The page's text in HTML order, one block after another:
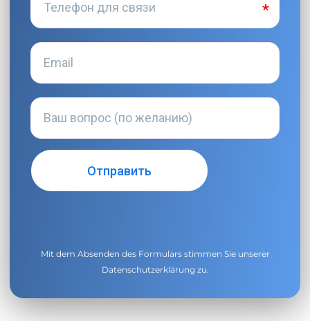
Mit dem Absenden des Formulars stimmen Sie unserer
Datenschutzerklärung zu.